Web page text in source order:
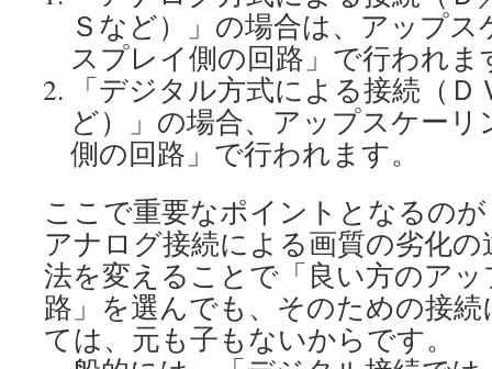
Ｓなど）」の場合は、アップ
スプレイ側の回路」で行われま
「デジタル方式による接続（
ど）」の場合、アップスケー
側の回路」で行われます。
ここで重要なポイントとなるの
アナログ接続による画質の劣化
法を変えることで「良い方のア
路」を選んでも、そのための接
ては、元も子もないからです。